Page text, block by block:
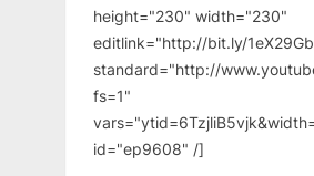
height="230" width="230"
editlink="http://bit.ly/
standard="http://
fs=1"
id="ep9608" /]